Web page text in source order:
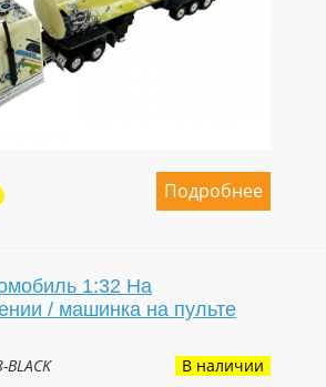
Подробнее
1:32 На
/ машинка на пульте
В наличии